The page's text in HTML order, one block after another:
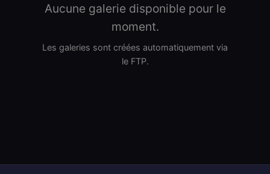
Aucune galerie disponible pour le
moment.
Les galeries sont créées automatiquement via
le FTP.